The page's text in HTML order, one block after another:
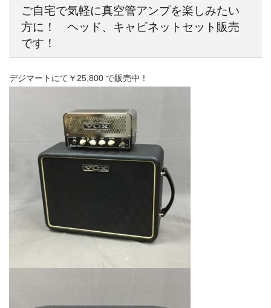
ご自宅で気軽に真空管アンプを楽しみたい
方に！ ヘッド、キャビネットセット販売
です！
デジマートにて￥25,800 で販売中！